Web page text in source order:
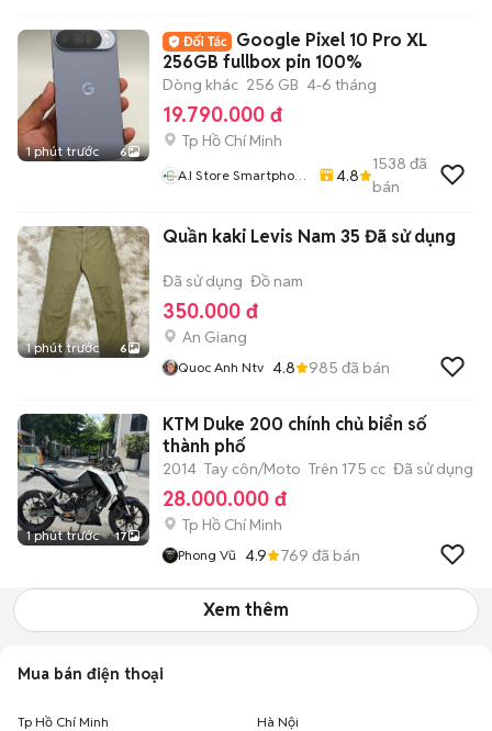
1 phút trước 6
Google Pixel 10 Pro XL
256GB fullbox pin 100%
Dòng khác 256 GB 4-6 tháng
19.790.000 đ
Tp Hồ Chí Minh
A.i Store Smartphone
4.8
1538 đã
bán
1 phút trước 6
Quần kaki Levis Nam 35 Đã sử dụng
Đã sử dụng Đồ nam
350.000 đ
An Giang
Quoc Anh Ntv 4.8 985 đã bán
1 phút trước 17
KTM Duke 200 chính chủ biển số
thành phố
2014 Tay côn/Moto Trên 175 cc Đã sử dụng
28.000.000 đ
Tp Hồ Chí Minh
Phong Vũ 4.9 769 đã bán
Xem thêm
Mua bán điện thoại
Tp Hồ Chí Minh Hà Nội